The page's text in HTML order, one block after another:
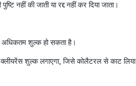
नहीं की जाती या रद्द नहीं कर दिया जाता।
अधिकतम शुल्क हो सकता है।
क्लीयरेंस शुल्क लगाएगा, जिसे कोलैटरल से काट लिया